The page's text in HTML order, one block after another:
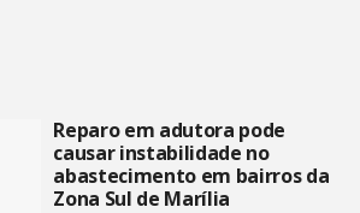
Reparo em adutora pode
causar instabilidade no
abastecimento em bairros da
Zona Sul de Marília